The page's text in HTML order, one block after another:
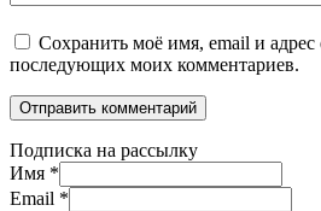
Сохранить моё имя, email и адрес
последующих моих комментариев.
Подписка на рассылку
Имя *
Email *